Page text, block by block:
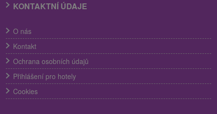
KONTAKTNÍ ÚDAJE
O nás
Kontakt
Ochrana osobních údajů
Přihlášení pro hotely
Cookies